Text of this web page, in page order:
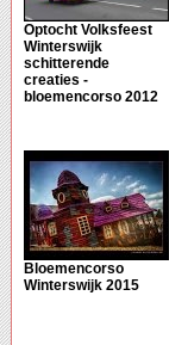
Optocht Volksfeest
Winterswijk
schitterende
creaties -
bloemencorso 2012
Bloemencorso
Winterswijk 2015